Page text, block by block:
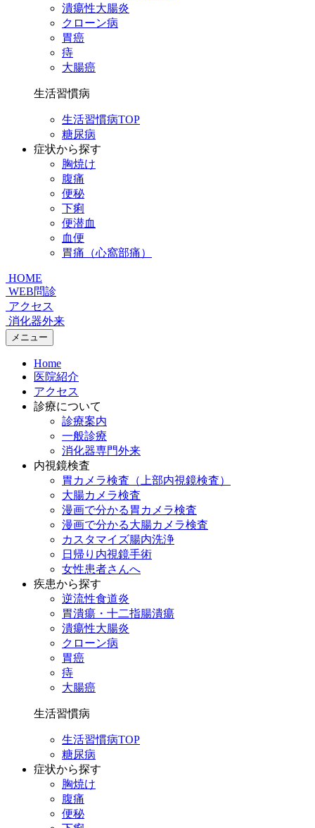
潰瘍性大腸炎
クローン病
胃癌
痔
大腸癌
生活習慣病
生活習慣病TOP
糖尿病
症状から探す
胸焼け
腹痛
便秘
下痢
便潜血
血便
胃痛（心窩部痛）
HOME
WEB問診
アクセス
消化器外来
メニュー
Home
医院紹介
アクセス
診療について
診療案内
一般診療
消化器専門外来
内視鏡検査
胃カメラ検査（上部内視鏡検査）
大腸カメラ検査
漫画で分かる胃カメラ検査
漫画で分かる大腸カメラ検査
カスタマイズ腸内洗浄
日帰り内視鏡手術
女性患者さんへ
疾患から探す
逆流性食道炎
胃潰瘍・十二指腸潰瘍
潰瘍性大腸炎
クローン病
胃癌
痔
大腸癌
生活習慣病
生活習慣病TOP
糖尿病
症状から探す
胸焼け
腹痛
便秘